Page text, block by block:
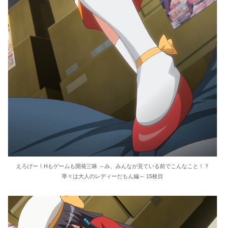
えろげー！Hもゲームも開発三昧 ～み、みんなが見ている前でこんなこと！？
寧々は大人のレディーだもん編～ 15枚目